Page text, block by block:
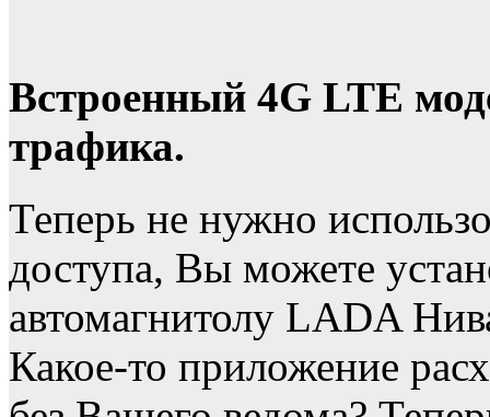
Встроенный 4G LTE
трафика.
Теперь не нужно
доступа, Вы можете
автомагнитолу LADA
Какое-то приложение